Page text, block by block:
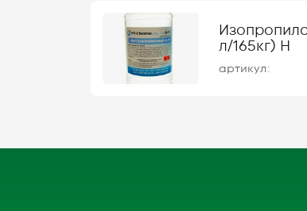
л/165кг) Н
артикул: